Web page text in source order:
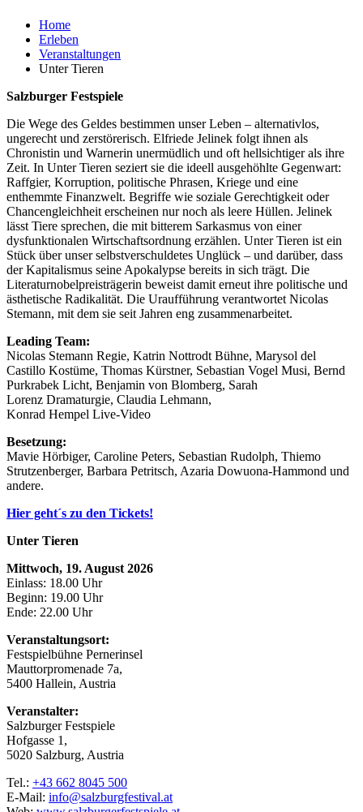
Home
Erleben
Veranstaltungen
Unter Tieren
Salzburger Festspiele
Die Wege des Geldes bestimmen unser Leben – alternativlos,
ungerecht und zerstörerisch. Elfriede Jelinek folgt ihnen als
Chronistin und Warnerin unermüdlich und oft hellsichtiger als ihre
Zeit. In Unter Tieren seziert sie die ideell ausgehöhlte Gegenwart:
Raffgier, Korruption, politische Phrasen, Kriege und eine
enthemmte Finanzwelt. Begriffe wie soziale Gerechtigkeit oder
Chancengleichheit erscheinen nur noch als leere Hüllen. Jelinek
lässt Tiere sprechen, die mit bitterem Sarkasmus von einer
dysfunktionalen Wirtschaftsordnung erzählen. Unter Tieren ist ein
Stück über unser selbstverschuldetes Unglück – und darüber, dass
der Kapitalismus seine Apokalypse bereits in sich trägt. Die
Literaturnobelpreisträgerin beweist damit erneut ihre politische und
ästhetische Radikalität. Die Uraufführung verantwortet Nicolas
Stemann, mit dem sie seit Jahren eng zusammenarbeitet.
Leading Team:
Nicolas Stemann Regie, Katrin Nottrodt Bühne, Marysol del
Castillo Kostüme, Thomas Kürstner, Sebastian Vogel Musi, Bernd
Purkrabek Licht, Benjamin von Blomberg, Sarah
Lorenz Dramaturgie, Claudia Lehmann,
Konrad Hempel Live-Video
Besetzung:
Mavie Hörbiger, Caroline Peters, Sebastian Rudolph, Thiemo
Strutzenberger, Barbara Petritsch, Azaria Dowuona-Hammond und
andere.
Hier geht´s zu den Tickets!
Unter Tieren
Mittwoch, 19. August 2026
Einlass: 18.00 Uhr
Beginn: 19.00 Uhr
Ende: 22.00 Uhr
Veranstaltungsort:
Festspielbühne Pernerinsel
Mauttorpromenade 7a,
5400 Hallein, Austria
Veranstalter:
Salzburger Festspiele
Hofgasse 1,
5020 Salzburg, Austria
Tel.: +43 662 8045 500
E-Mail: info@salzburgfestival.at